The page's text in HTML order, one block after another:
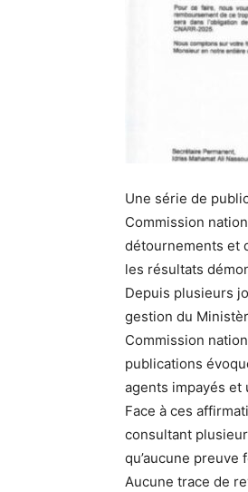
Une série de
Commission
détournements et
les résultats
Depuis plusieurs
gestion du
Commission
publications
agents impayés et
Face à ces
consultant
qu’aucune
Aucune trace de